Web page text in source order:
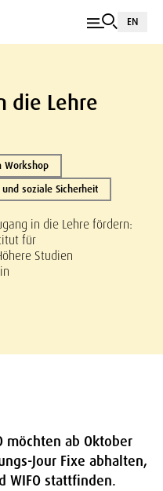
EN
die Lehre
Workshop
soziale Sicherheit
in die Lehre fördern:
für
Studien
möchten ab Oktober
Jour Fixe abhalten,
WIFO stattfinden.